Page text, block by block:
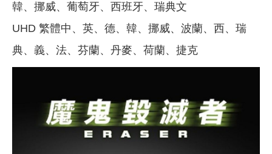
韓、挪威、葡萄牙、西班牙、瑞典文
UHD 繁體中、英、德、韓、挪威、波蘭、西、瑞
典、義、法、芬蘭、丹麥、荷蘭、捷克